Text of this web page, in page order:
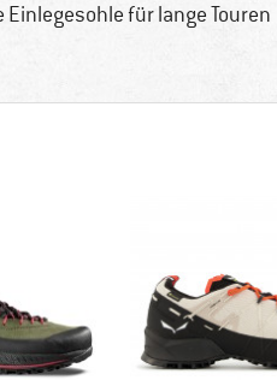
Einlegesohle für lange Touren